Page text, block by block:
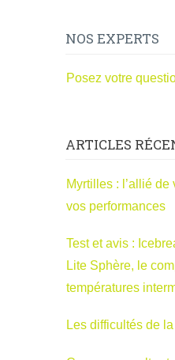
NOS EXPERTS
Posez votre
ARTICLES
Myrtilles : l’allié de
vos performances
Test et avis :
Lite Sphère, le
températures
Les difficultés de